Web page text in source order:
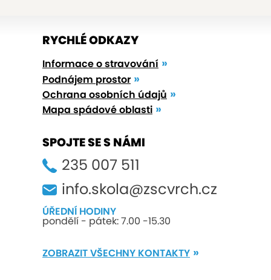
RYCHLÉ ODKAZY
Informace o stravování
Podnájem prostor
Ochrana osobních údajů
Mapa spádové oblasti
SPOJTE SE S NÁMI
235 007 511
info.skola@zscvrch.cz
ÚŘEDNÍ HODINY
pondělí - pátek: 7.00 -15.30
ZOBRAZIT VŠECHNY KONTAKTY